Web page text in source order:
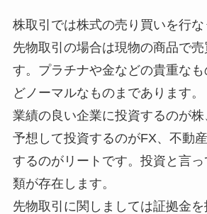
株取引では株式の売り買いを行な
先物取引の場合は現物の商品で
す。プラチナや金などの貴重な
どノーマルなものまであります。
業績の良い企業に投資するのが
予想して投資するのがFX、不動
するのがリートです。投資と言
類が存在します。
先物取引に関しましては証拠金を